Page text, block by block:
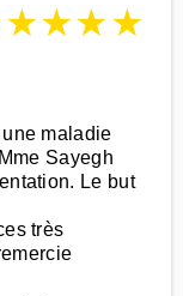
★★★★
maladie
Sayegh
Le but
très